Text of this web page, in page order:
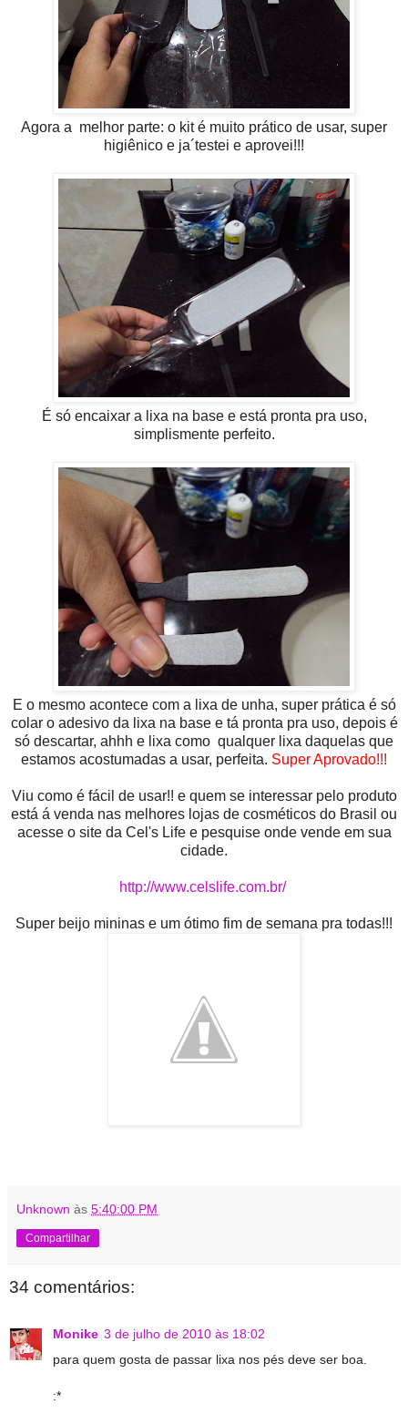
Agora a melhor parte: o kit é muito prático de usar, super
higiênico e ja´testei e aprovei!!!
É só encaixar a lixa na base e está pronta pra uso,
simplismente perfeito.
E o mesmo acontece com a lixa de unha, super prática é só
colar o adesivo da lixa na base e tá pronta pra uso, depois é
só descartar, ahhh e lixa como qualquer lixa daquelas que
estamos acostumadas a usar, perfeita. Super Aprovado!!!
Viu como é fácil de usar!! e quem se interessar pelo produto
está á venda nas melhores lojas de cosméticos do Brasil ou
acesse o site da Cel's Life e pesquise onde vende em sua
cidade.
http://www.celslife.com.br/
Super beijo mininas e um ótimo fim de semana pra todas!!!
Unknown às 5:40:00 PM
Compartilhar
34 comentários:
Monike 3 de julho de 2010 às 18:02
para quem gosta de passar lixa nos pés deve ser boa.
:*